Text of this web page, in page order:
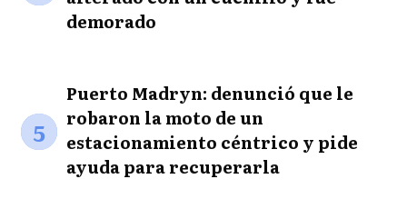
demorado
5
Puerto Madryn: denunció que le
robaron la moto de un
estacionamiento céntrico y pide
ayuda para recuperarla